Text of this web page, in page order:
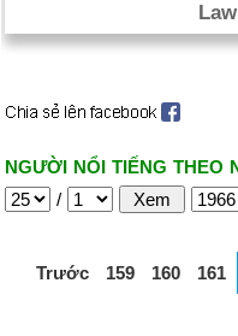
NGƯỜI NỔI TIẾNG THEO
/
Trước 159 160 161